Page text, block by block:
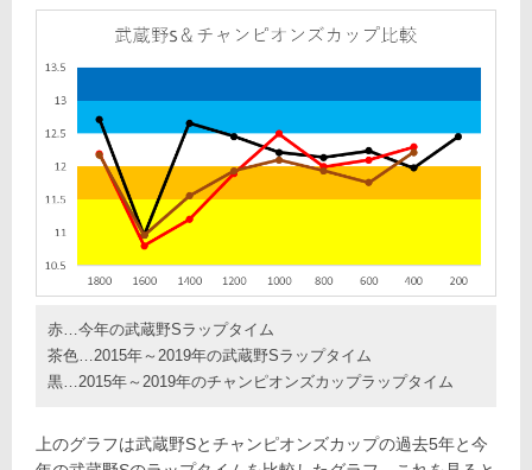
赤…今年の武蔵野Sラップタイム
茶色…2015年～2019年の武蔵野Sラップタイム
黒…2015年～2019年のチャンピオンズカップラップタイム
上のグラフは武蔵野Sとチャンピオンズカップの過去5年と今